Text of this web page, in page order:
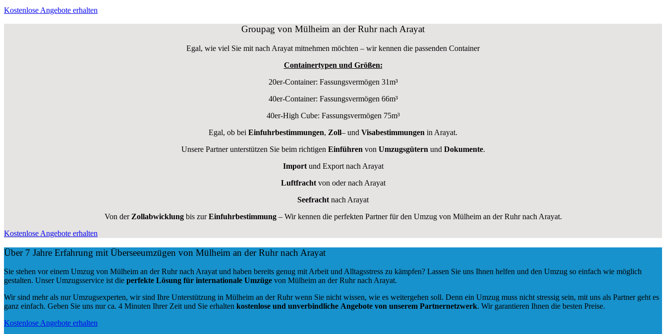
Kostenlose Angebote erhalten
Groupag von Mülheim an der Ruhr nach Arayat
Egal, wie viel Sie mit nach Arayat mitnehmen möchten – wir kennen die passenden Container
Containertypen und Größen:
20er-Container: Fassungsvermögen 31m³
40er-Container: Fassungsvermögen 66m³
40er-High Cube: Fassungsvermögen 75m³
Egal, ob bei Einfuhrbestimmungen, Zoll– und Visabestimmungen in Arayat.
Unsere Partner unterstützen Sie beim richtigen Einführen von Umzugsgütern und Dokumente.
Importund Export nach Arayat
Luftfrachtvon oder nach Arayat
Seefracht nach Arayat
Von der Zollabwicklungbis zurEinfuhrbestimmung– Wir kennen die perfekten Partner für den Umzug von Mülheim an der Ruhr nach Arayat.
Kostenlose Angebote erhalten
Über 7 Jahre Erfahrung mit Überseeumzügen von Mülheim an der Ruhr nach Arayat
Sie stehen vor einem Umzug von Mülheim an der Ruhr nach Arayat und haben bereits genug mit Arbeit und Alltagsstress zu kämpfen? Lassen Sie uns Ihnen helfen und den Umzug so einfach wie möglich
gestalten. Unser Umzugsservice ist die perfekte Lösung für internationale Umzüge von Mülheim an der Ruhr nach Arayat.
Wir sind mehr als nur Umzugsexperten, wir sind Ihre Unterstützung in Mülheim an der Ruhr wenn Sie nicht wissen, wie es weitergehen soll. Denn ein Umzug muss nicht stressig sein, mit uns als Partner geht es
ganz einfach. Geben Sie uns nur ca. 4 Minuten Ihrer Zeit und Sie erhalten kostenlose und unverbindliche Angebote von unserem Partnernetzwerk. Wir garantieren Ihnen die besten Preise.
Kostenlose Angebote erhalten